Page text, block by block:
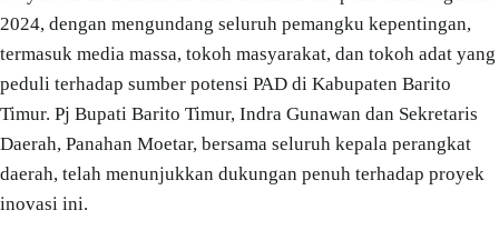
2024, dengan mengundang seluruh pemangku kepentingan,
termasuk media massa, tokoh masyarakat, dan tokoh adat yang
peduli terhadap sumber potensi PAD di Kabupaten Barito
Timur. Pj Bupati Barito Timur, Indra Gunawan dan Sekretaris
Daerah, Panahan Moetar, bersama seluruh kepala perangkat
daerah, telah menunjukkan dukungan penuh terhadap proyek
inovasi ini.